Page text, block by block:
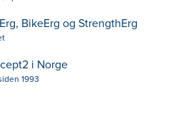
BikeErg og StrengthErg
i Norge
1993